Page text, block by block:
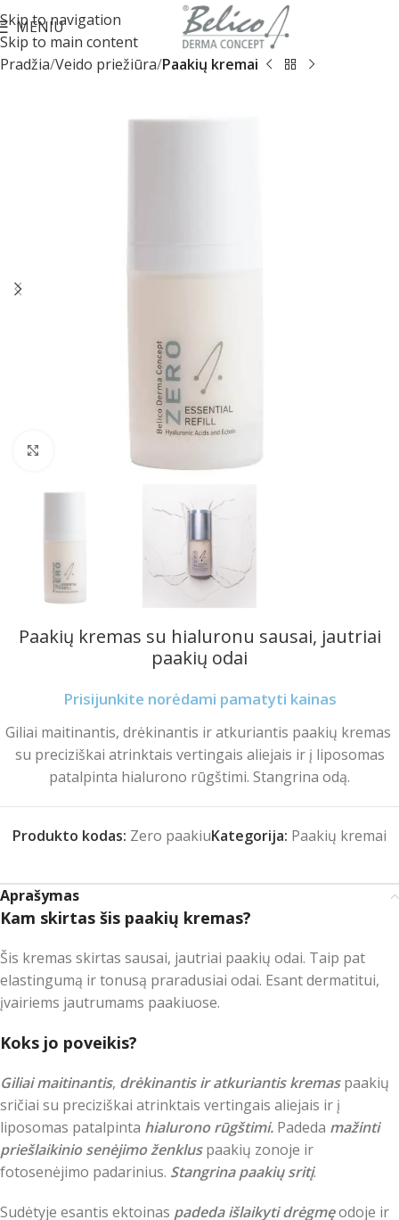
Skip to navigation
Skip to main content
MENIU
Pradžia Veido priežiūra Paakių kremai
Paakių kremas su hialuronu sausai, jautriai
paakių odai
Prisijunkite norėdami pamatyti kainas
Giliai maitinantis, drėkinantis ir atkuriantis paakių kremas
su preciziškai atrinktais vertingais aliejais ir į liposomas
patalpinta hialurono rūgštimi. Stangrina odą.
Produkto kodas: Zero paakiuKategorija: Paakių kremai
Aprašymas
Kam skirtas šis paakių kremas?
Šis kremas skirtas sausai, jautriai paakių odai. Taip pat
elastingumą ir tonusą praradusiai odai. Esant dermatitui,
įvairiems jautrumams paakiuose.
Koks jo poveikis?
Giliai maitinantis, drėkinantis ir atkuriantis kremaspaakių
sričiai su preciziškai atrinktais vertingais aliejais ir į
liposomas patalpinta hialurono rūgštimi. Padeda mažinti
priešlaikinio senėjimo ženkluspaakių zonoje ir
fotosenėjimo padarinius. Stangrina paakių sritį.
Sudėtyje esantis ektoinas padeda išlaikyti drėgmęodoje ir